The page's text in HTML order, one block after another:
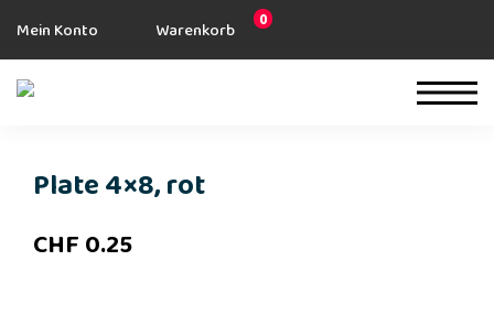
Mein Konto Warenkorb 0
Plate 4×8, rot
CHF0.25